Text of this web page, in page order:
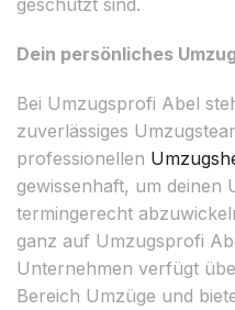
Dein persönliches
Bei Umzugsprofi Abel
zuverlässiges
professionellen
gewissenhaft, um deinen
termingerecht
ganz auf Umzugsprofi
Unternehmen verfügt
Bereich Umzüge und